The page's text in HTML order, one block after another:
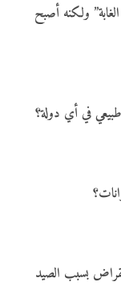
ولكنه أصبح
في أي دولة؟
بسبب الصيد